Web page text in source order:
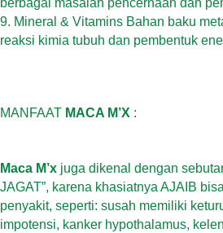
berbagai masalah pencernaan dan
9. Mineral & Vitamins Bahan baku
reaksi kimia tubuh dan pembentuk
MANFAAT MACA M’X :
Maca M’x juga dikenal dengan
JAGAT”, karena khasiatnya AJAIB
penyakit, seperti: susah memiliki
impotensi, kanker hypothalamus,